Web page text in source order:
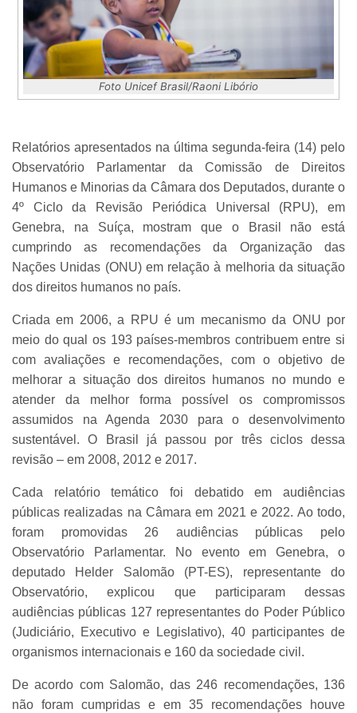
Foto Unicef Brasil/Raoni Libório
Relatórios apresentados na última segunda-feira (14) pelo
Observatório Parlamentar da Comissão de Direitos
Humanos e Minorias da Câmara dos Deputados, durante o
4º Ciclo da Revisão Periódica Universal (RPU), em
Genebra, na Suíça, mostram que o Brasil não está
cumprindo as recomendações da Organização das
Nações Unidas (ONU) em relação à melhoria da situação
dos direitos humanos no país.
Criada em 2006, a RPU é um mecanismo da ONU por
meio do qual os 193 países-membros contribuem entre si
com avaliações e recomendações, com o objetivo de
melhorar a situação dos direitos humanos no mundo e
atender da melhor forma possível os compromissos
assumidos na Agenda 2030 para o desenvolvimento
sustentável. O Brasil já passou por três ciclos dessa
revisão – em 2008, 2012 e 2017.
Cada relatório temático foi debatido em audiências
públicas realizadas na Câmara em 2021 e 2022. Ao todo,
foram promovidas 26 audiências públicas pelo
Observatório Parlamentar. No evento em Genebra, o
deputado Helder Salomão (PT-ES), representante do
Observatório, explicou que participaram dessas
audiências públicas 127 representantes do Poder Público
(Judiciário, Executivo e Legislativo), 40 participantes de
organismos internacionais e 160 da sociedade civil.
De acordo com Salomão, das 246 recomendações, 136
não foram cumpridas e em 35 recomendações houve